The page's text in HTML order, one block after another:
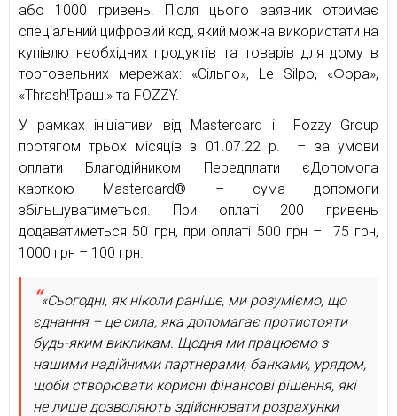
або 1000 гривень. Після цього заявник отримає
спеціальний цифровий код, який можна використати на
купівлю необхідних продуктів та товарів для дому в
торговельних мережах: «Сільпо», Le Silpo, «Фора»,
«Thrash!Траш!» та FOZZY.
У рамках ініціативи від Mastercard і Fozzy Group
протягом трьох місяців з 01.07.22 р. – за умови
оплати Благодійником Передплати єДопомога
карткою Mastercard® – сума допомоги
збільшуватиметься. При оплаті 200 гривень
додаватиметься 50 грн, при оплаті 500 грн – 75 грн,
1000 грн – 100 грн.
«Сьогодні, як ніколи раніше, ми розуміємо, що
єднання – це сила, яка допомагає протистояти
будь-яким викликам. Щодня ми працюємо з
нашими надійними партнерами, банками, урядом,
щоби створювати корисні фінансові рішення, які
не лише дозволяють здійснювати розрахунки